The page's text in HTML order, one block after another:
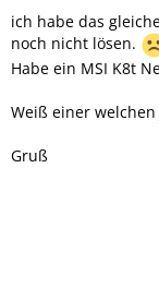
ich habe das
noch nicht lösen.
Habe ein MSI K8t
Weiß einer
Gruß